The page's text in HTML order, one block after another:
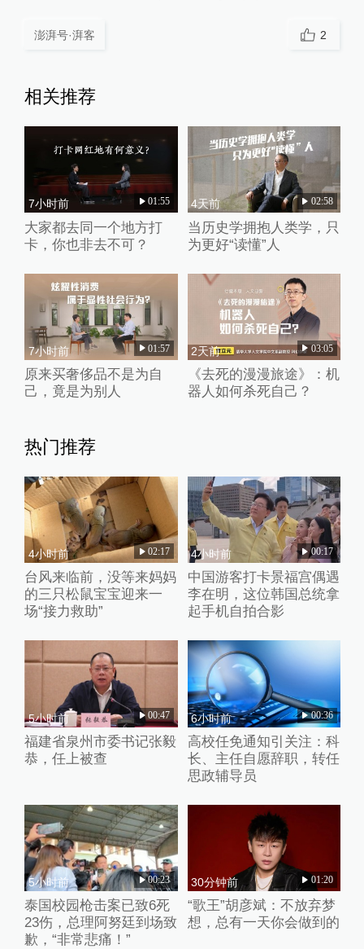
澎湃号·湃客 2
相关推荐
7小时前 01:55
大家都去同一个地方打
卡，你也非去不可？
4天前 02:58
当历史学拥抱人类学，只
为更好“读懂”人
7小时前 01:57
原来买奢侈品不是为自
己，竟是为别人
2天前 03:05
《去死的漫漫旅途》：机
器人如何杀死自己？
热门推荐
4小时前 02:17
台风来临前，没等来妈妈
的三只松鼠宝宝迎来一
场“接力救助”
4小时前 00:17
中国游客打卡景福宫偶遇
李在明，这位韩国总统拿
起手机自拍合影
5小时前 00:47
福建省泉州市委书记张毅
恭，任上被查
6小时前 00:36
高校任免通知引关注：科
长、主任自愿辞职，转任
思政辅导员
5小时前 00:23
泰国校园枪击案已致6死
23伤，总理阿努廷到场致
歉，“非常悲痛！”
30分钟前 01:20
“歌王”胡彦斌：不放弃梦
想，总有一天你会做到的